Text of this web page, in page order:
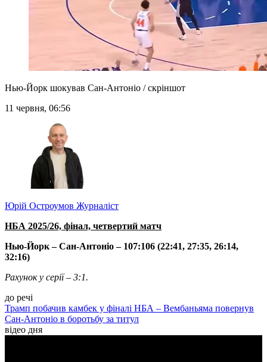
Нью-Йорк шокував Сан-Антоніо / скріншот
11 червня, 06:56
Юрій Остроумов Журналіст
НБА 2025/26, фінал, четвертий матч
Нью-Йорк – Сан-Антоніо – 107:106 (22:41, 27:35, 26:14,
32:16)
Рахунок у серії – 3:1.
до речі
Трамп побачив камбек у фіналі НБА – Вембаньяма повернув
Сан-Антоніо в боротьбу за титул
відео дня